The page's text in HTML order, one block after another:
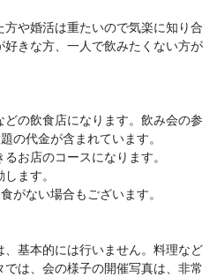
や婚活は重たいので気楽に知り合
きな方、一人で飲みたくない方が
の飲食店になります。飲み会の参
の代金が含まれています。
お店のコースになります。
ます。
がない場合もございます。
基本的には行いません。料理など
は、会の様子の開催写真は、非常